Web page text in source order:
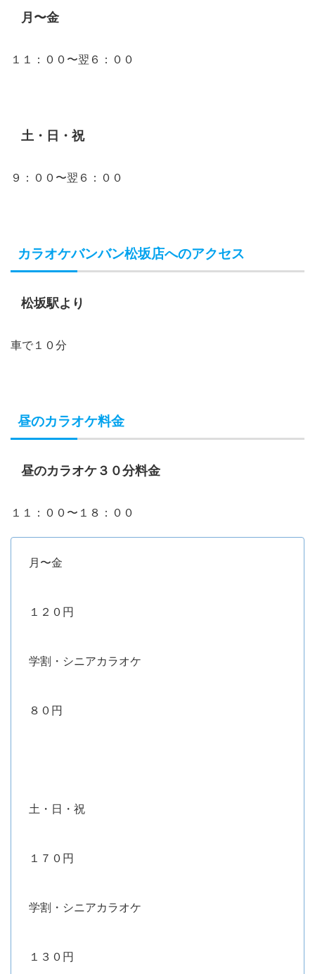
月〜金
１１：００〜翌６：００
土・日・祝
９：００〜翌６：００
カラオケバンバン松坂店へのアクセス
松坂駅より
車で１０分
昼のカラオケ料金
昼のカラオケ３０分料金
１１：００〜１８：００
月〜金
１２０円
学割・シニアカラオケ
８０円
土・日・祝
１７０円
学割・シニアカラオケ
１３０円